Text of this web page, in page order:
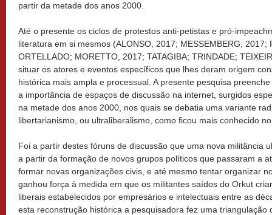
partir da metade dos anos 2000.
Até o presente os ciclos de protestos anti-petistas e pró-
literatura em si mesmos (ALONSO, 2017; MESSEMBERG, 2017;
ORTELLADO; MORETTO, 2017; TATAGIBA; TRINDADE;
situar os atores e eventos específicos que lhes deram origem
histórica mais ampla e processual. A presente pesquisa
a importância de espaços de discussão na internet, surgidos
na metade dos anos 2000, nos quais se debatia uma variante
libertarianismo, ou ultraliberalismo, como ficou mais conhecido
Foi a partir destes fóruns de discussão que uma nova militância
a partir da formação de novos grupos políticos que passaram a
formar novas organizações civis, e até mesmo tentar organizar
ganhou força à medida em que os militantes saídos do Orkut
liberais estabelecidos por empresários e intelectuais entre as
esta reconstrução histórica a pesquisadora fez uma triangulação